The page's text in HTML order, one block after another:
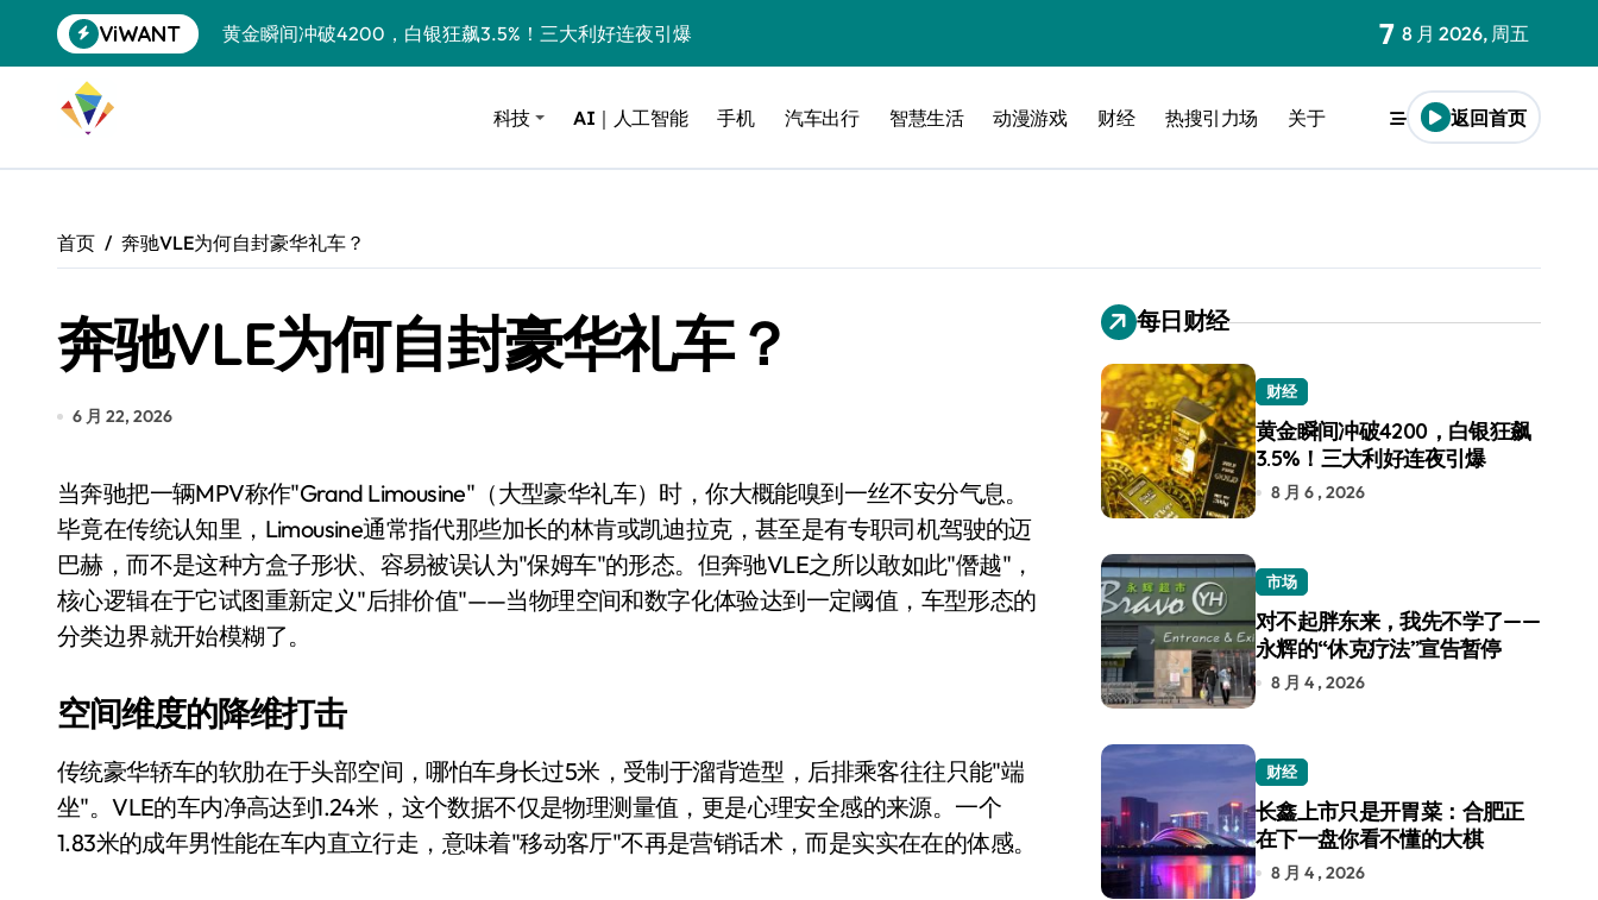
到
ViWANT
黄金瞬间冲破4200，白银狂飙3.5%！三大利好连夜引爆
Peloton 新车实测：屏幕能转、风扇怼脸，但最狠的是那个机械音
Xbox七月大崩盘：裁员3200、卖工作室、网络瘫了，微软这次真急了
谷歌DeepMind创始人辞去CEO，但继续“垂帘听政”？
全球最小U盘，容量却碾压iPhone 17顶配？闪迪这波操作太狠了
400层堆叠、性能翻倍 三星把最新存储技术给了AI
550亿美金！沙特把EA买了，但背了200亿的债
Xbox 25岁生日送壁纸送徽章，就是不送主机，你领不领？
别再用汽车USB给MacBook充电了！老司机教你3招真·快充
花钱买宝马，启动先看蜘蛛侠？”车主怒了：车内不是广告屏！
Windows 11家庭版和专业版，选错真的会后悔吗？
维修店最怕的“作死”操作：把手机塞冰箱，你中招了吗？
轻到忽略不计 大疆Mini 2S内录实测，值不值得冲？
7 8 月 2026, 周五
科技 AI｜人工智能 手机 汽车出行 智慧生活 动漫游戏 财经 热搜引力场 关于 返回首页
首页 奔驰VLE为何自封豪华礼车？
奔驰VLE为何自封豪华礼车？
6 月 22, 2026
当奔驰把一辆MPV称作"Grand Limousine"（大型豪华礼车）时，你大概能嗅到一丝不安分气息。
毕竟在传统认知里，Limousine通常指代那些加长的林肯或凯迪拉克，甚至是有专职司机驾驶的迈
巴赫，而不是这种方盒子形状、容易被误认为"保姆车"的形态。但奔驰VLE之所以敢如此"僭越"，
核心逻辑在于它试图重新定义"后排价值"——当物理空间和数字化体验达到一定阈值，车型形态的
分类边界就开始模糊了。
空间维度的降维打击
传统豪华轿车的软肋在于头部空间，哪怕车身长过5米，受制于溜背造型，后排乘客往往只能"端
坐"。VLE的车内净高达到1.24米，这个数据不仅是物理测量值，更是心理安全感的来源。一个
1.83米的成年男性能在车内直立行走，意味着"移动客厅"不再是营销话术，而是实实在在的体感。
每日财经
财经
黄金瞬间冲破4200，白银狂飙
3.5%！三大利好连夜引爆
8 月 6 , 2026
市场
对不起胖东来，我先不学了——
永辉的“休克疗法”宣告暂停
8 月 4 , 2026
财经
长鑫上市只是开胃菜：合肥正
在下一盘你看不懂的大棋
8 月 4 , 2026